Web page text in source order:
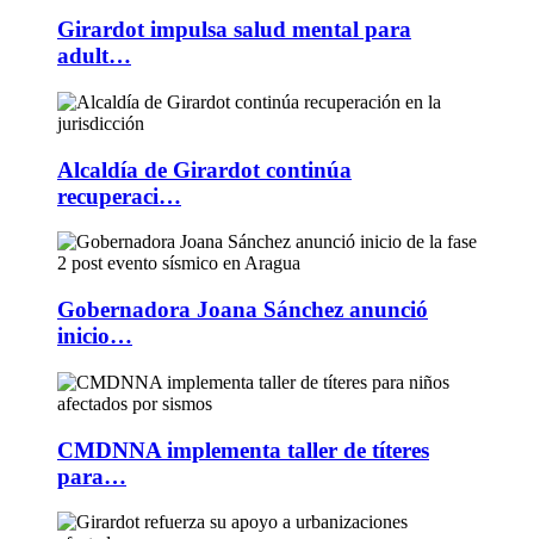
Girardot impulsa salud mental para
adult…
Alcaldía de Girardot continúa
recuperaci…
Gobernadora Joana Sánchez anunció
inicio…
CMDNNA implementa taller de títeres
para…